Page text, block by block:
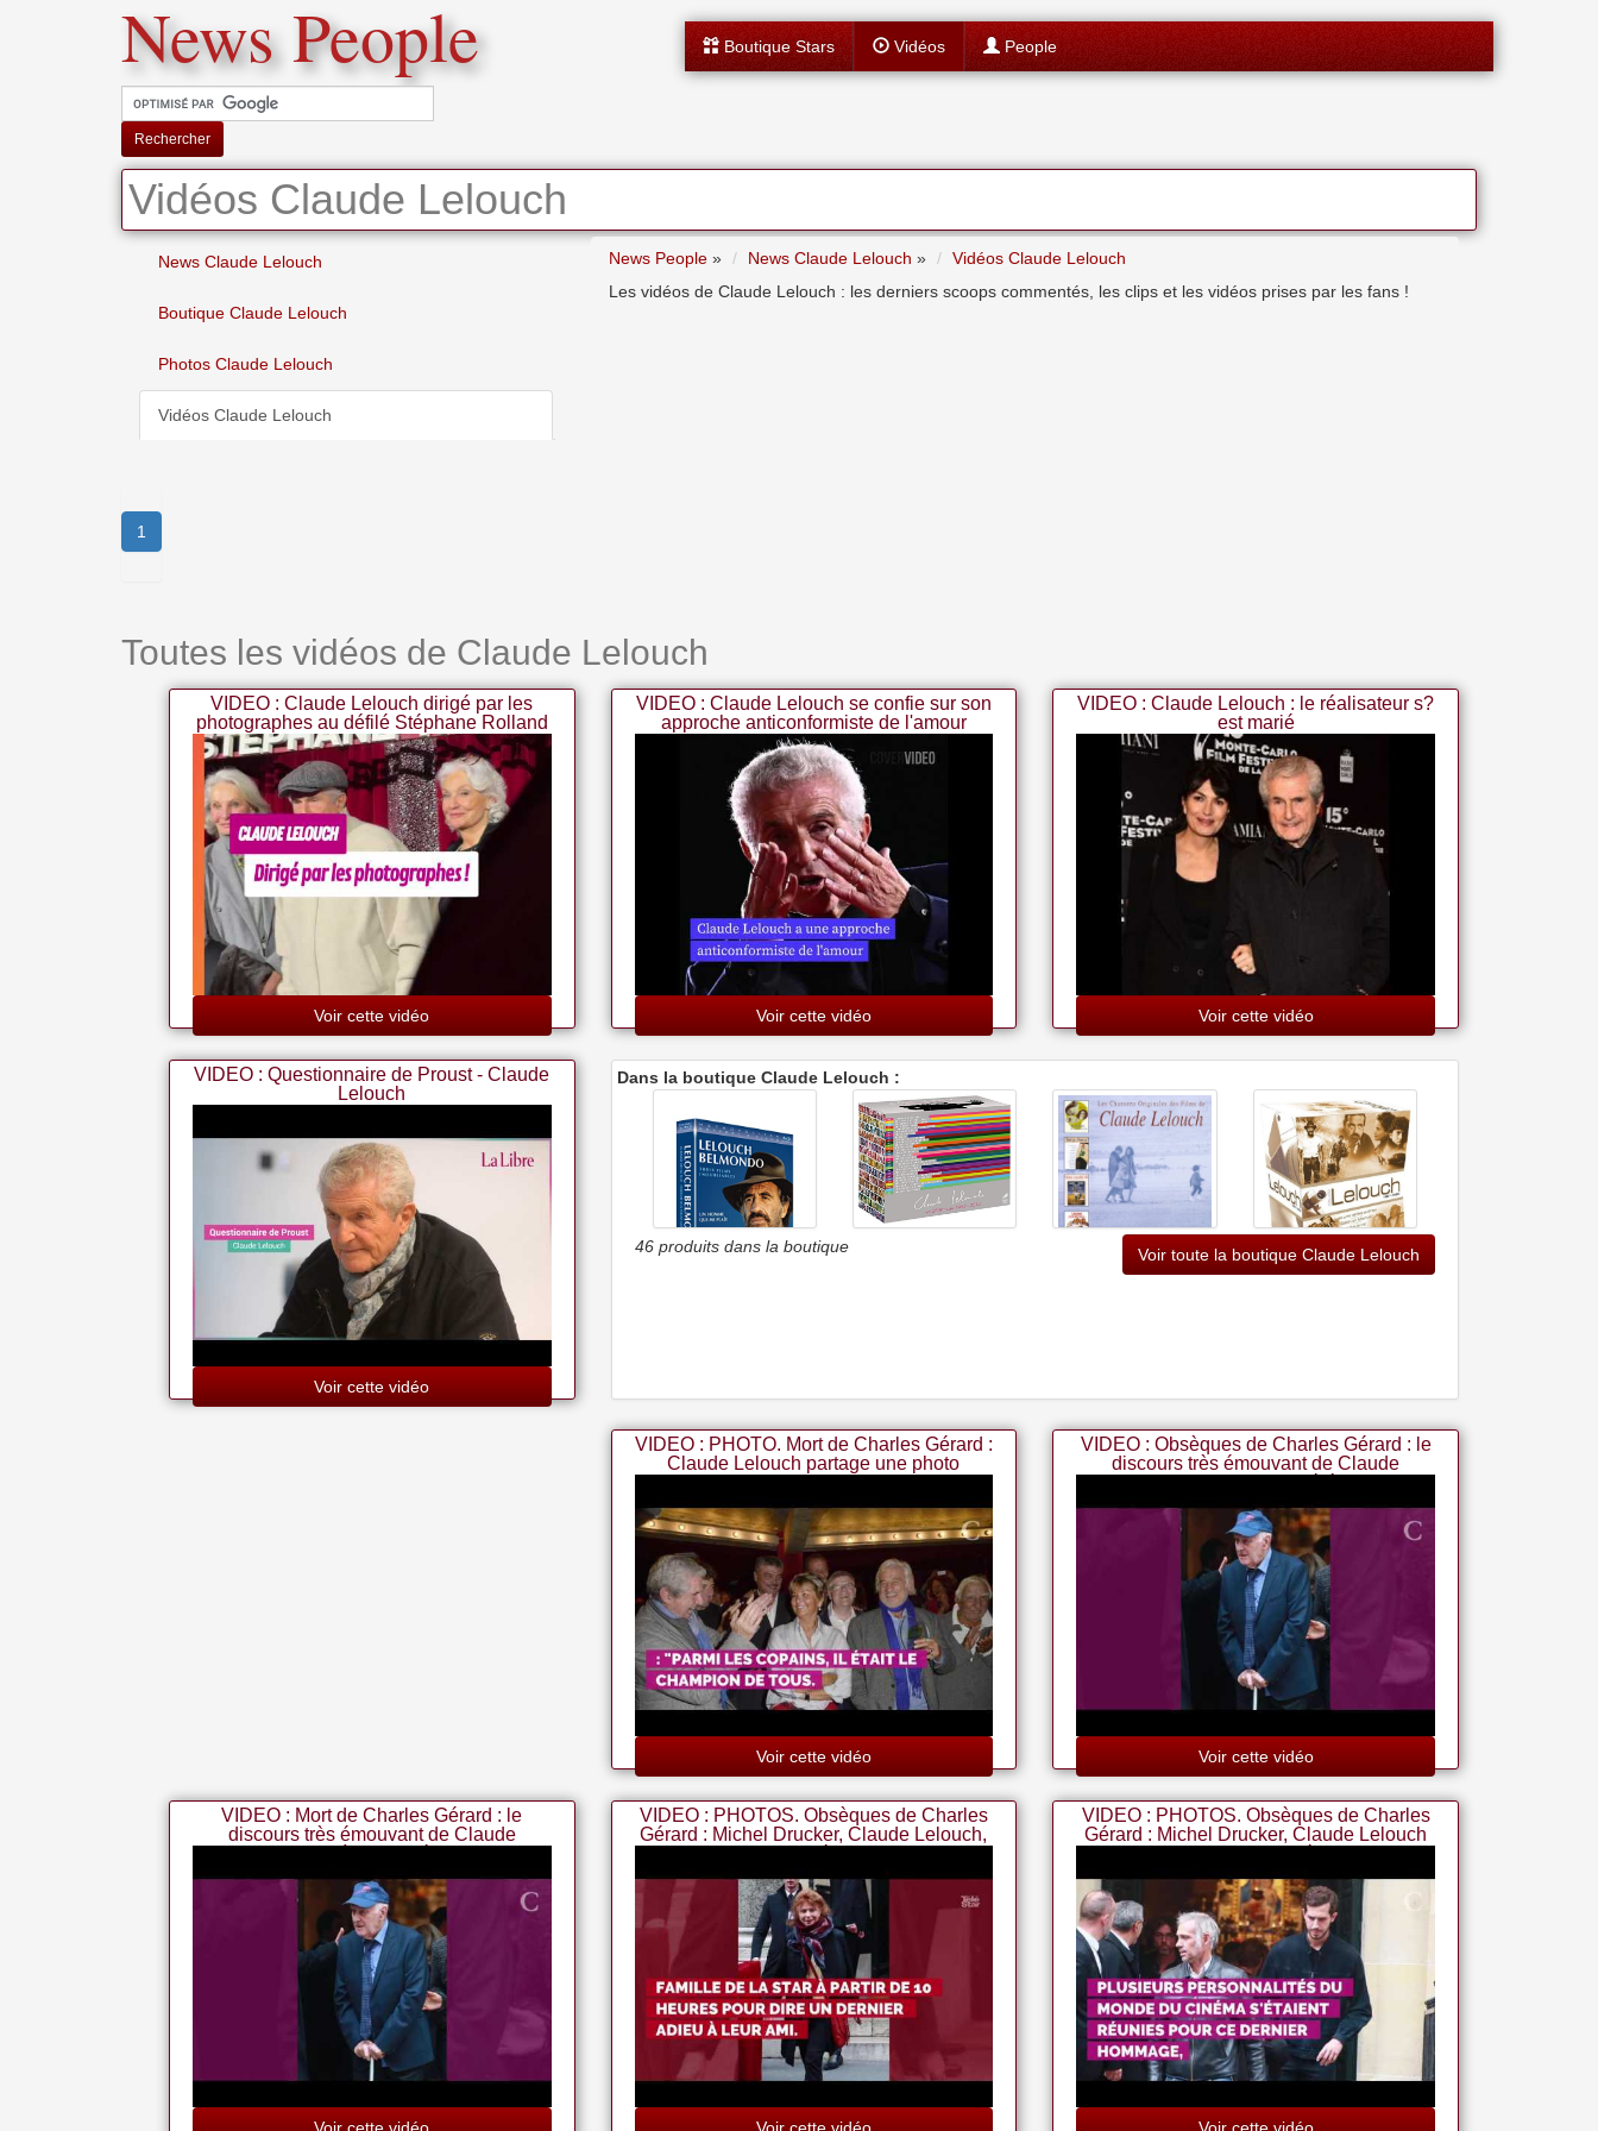
News People
Rechercher
Boutique Stars Vidéos People
Vidéos Claude Lelouch
News Claude Lelouch
Boutique Claude Lelouch
Photos Claude Lelouch
Vidéos Claude Lelouch
News People » News Claude Lelouch »
Vidéos Claude Lelouch
Les vidéos de Claude Lelouch : les derniers scoops commentés, les clips et les vidéos prises par les fans !
1
Toutes les vidéos de Claude Lelouch
VIDEO : Claude Lelouch dirigé par les
photographes au défilé Stéphane Rolland
au Cirque d'Hiver Bouglione
Voir cette vidéo
VIDEO : Claude Lelouch se confie sur son
approche anticonformiste de l'amour
Voir cette vidéo
VIDEO : Claude Lelouch : le réalisateur s?
est marié
Voir cette vidéo
VIDEO : Questionnaire de Proust - Claude
Lelouch
Voir cette vidéo
Dans la boutique Claude Lelouch :
Claude Lelouch En 28
Les Chansons Originales
Des Films De Claude
46 produits dans la boutique Voir toute la boutique Claude Lelouch
VIDEO : PHOTO. Mort de Charles Gérard :
Claude Lelouch partage une photo
Voir cette vidéo
VIDEO : Obsèques de Charles Gérard : le
discours très émouvant de Claude
Voir cette vidéo
VIDEO : Mort de Charles Gérard : le
discours très émouvant de Claude
VIDEO : PHOTOS. Obsèques de Charles
Gérard : Michel Drucker, Claude Lelouch,
VIDEO : PHOTOS. Obsèques de Charles
Gérard : Michel Drucker, Claude Lelouch